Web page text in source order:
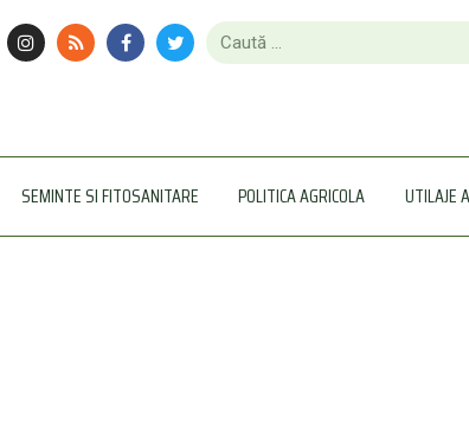
SEMINTE SI FITOSANITARE POLITICA AGRICOLA UTILAJE